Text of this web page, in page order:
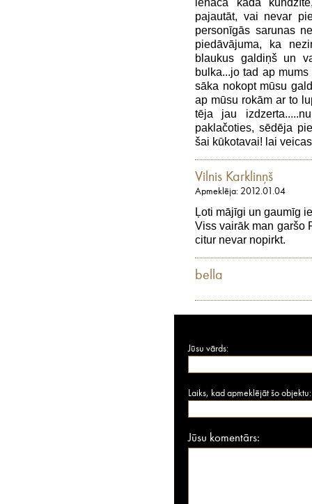
ienāca kāda
pajautāt, vai nevar
personīgās sarunas
piedāvājuma, ka
blaukus galdiņš un
bulka...jo tad ap
sāka nokopt mūsu
ap mūsu rokām ar to
tēja jau
paklačoties, sēdēja
šai kūkotavai! lai
Vilnis Karklinņš
Apmeklēja: 2012.01.04
Ļoti mājīgi un gaumīg
Viss vairāk man garšo
citur nevar nopirkt.
bella
Jūsu vārds:
Laiks, kad apmeklējāt šo objektu:
Jūsu komentārs: